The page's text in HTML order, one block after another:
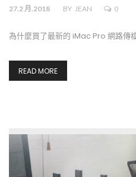
27.2 月.2018 BY JEAN 0
為什麼買了最新的 iMac Pro 網路傳
READ MORE